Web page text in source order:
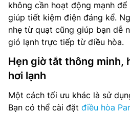
không cần hoạt động mạnh
giúp tiết kiệm điện đáng kể.
nhẹ từ quạt cũng giúp bạn dễ
gió lạnh trực tiếp từ điều hòa.
Hẹn giờ tắt thông minh,
hơi lạnh
Một cách tối ưu khác là sử
Bạn có thể cài đặt điều hòa